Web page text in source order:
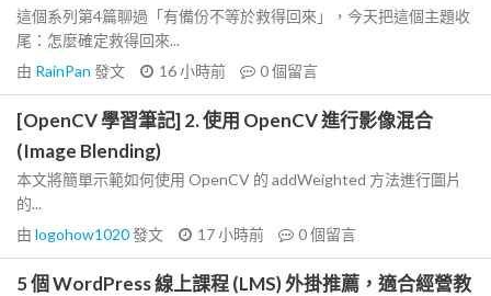
這個系列第4篇聊過「有備份不等於救得回來」，今天把這個主題收
尾：怎麼確定救得回來...
由 RainPan 發文 16 小時前 0個留言
[OpenCV 學習筆記] 2. 使用 OpenCV 進行影像混合
(Image Blending)
本文將簡單示範如何使用 OpenCV 的 addWeighted 方法進行圖片
的...
由 logohow1020發文 17 小時前 0個留言
5 個 WordPress 線上課程 (LMS) 外掛推薦，適合經營教